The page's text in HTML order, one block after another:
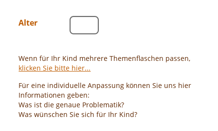
Alter
Wenn für Ihr Kind mehrere Themenflaschen passen,
klicken Sie bitte hier...
Für eine individuelle Anpassung können Sie uns hier
Informationen geben:
Was ist die genaue Problematik?
Was wünschen Sie sich für Ihr Kind?